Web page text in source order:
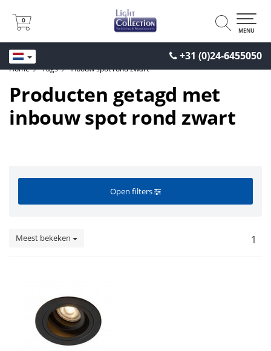
+31 (0)24-6455050
0
0
MENU
Home Tags inbouw spot rond zwart
Producten getagd met
inbouw spot rond zwart
Open filters
Meest bekeken 1